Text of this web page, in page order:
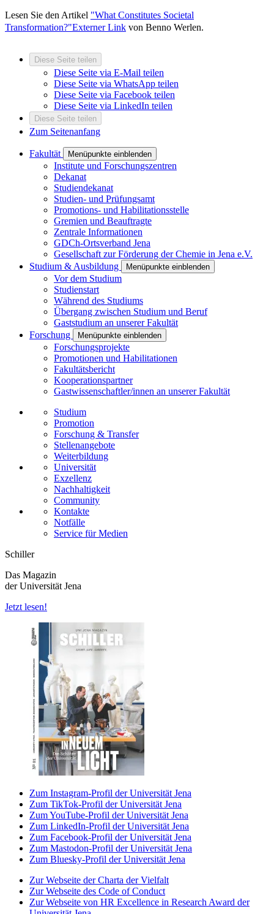
Lesen Sie den Artikel "What Constitutes Societal
Transformation?"Externer Link von Benno Werlen.
Diese Seite teilen
Diese Seite via E-Mail teilen
Diese Seite via WhatsApp teilen
Diese Seite via Facebook teilen
Diese Seite via LinkedIn teilen
Diese Seite teilen
Zum Seitenanfang
Fakultät Menüpunkte einblenden
Institute und Forschungszentren
Dekanat
Studiendekanat
Studien- und Prüfungsamt
Promotions- und Habilitationsstelle
Gremien und Beauftragte
Zentrale Informationen
GDCh-Ortsverband Jena
Gesellschaft zur Förderung der Chemie in Jena e.V.
Studium & Ausbildung
Menüpunkte einblenden
Vor dem Studium
Studienstart
Während des Studiums
Übergang zwischen Studium und Beruf
Gaststudium an unserer Fakultät
Forschung
Menüpunkte einblenden
Forschungsprojekte
Promotionen und Habilitationen
Fakultätsbericht
Kooperationspartner
Gastwissenschaftler/innen an unserer Fakultät
Studium
Promotion
Forschung & Transfer
Stellenangebote
Weiterbildung
Universität
Exzellenz
Nachhaltigkeit
Community
Kontakte
Notfälle
Service für Medien
Schiller
Das Magazin
der Universität Jena
Jetzt lesen!
Zum Instagram-Profil der Universität Jena
Zum TikTok-Profil der Universität Jena
Zum YouTube-Profil der Universität Jena
Zum LinkedIn-Profil der Universität Jena
Zum Facebook-Profil der Universität Jena
Zum Mastodon-Profil der Universität Jena
Zum Bluesky-Profil der Universität Jena
Zur Webseite der Charta der Vielfalt
Zur Webseite des Code of Conduct
Zur Webseite von HR Excellence in Research Award der